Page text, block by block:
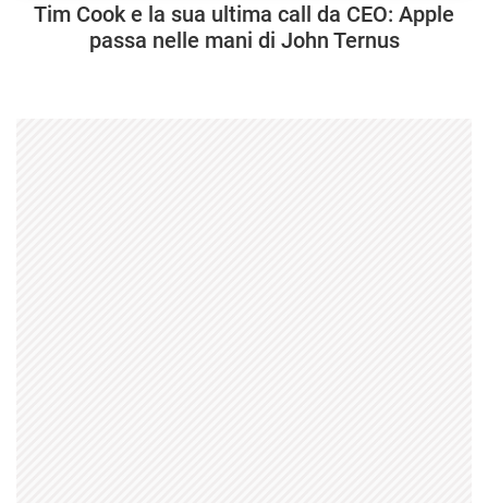
Tim Cook e la sua ultima call da CEO: Apple
passa nelle mani di John Ternus